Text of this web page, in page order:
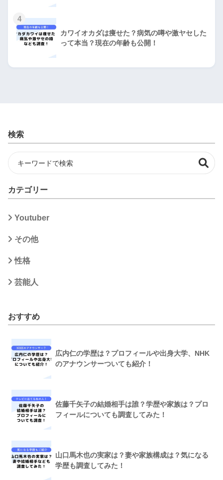
4
カワイオカダは痩せた？病気の噂や激ヤセした
って本当？現在の年齢も公開！
検索
カテゴリー
Youtuber
その他
性格
芸能人
おすすめ
広内仁の学歴は？プロフィールや出身大学、NHK
のアナウンサーついても紹介！
佐藤千矢子の結婚相手は誰？学歴や家族は？プロ
フィールについても調査してみた！
山口馬木也の実家は？妻や家族構成は？気になる
学歴も調査してみた！